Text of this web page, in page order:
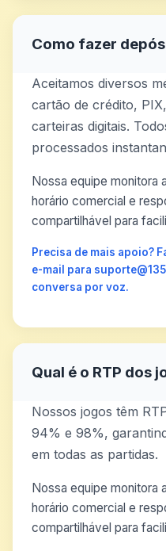
Como fazer
Aceitamos diversos
cartão de crédito,
carteiras digitais.
processados
Nossa equipe monitora
horário comercial e
compartilhável para
Precisa de mais apoio?
e-mail para
conversa por voz.
Qual é o RTP dos
Nossos jogos têm
94% e 98%,
em todas as partidas.
Nossa equipe monitora
horário comercial e
compartilhável para